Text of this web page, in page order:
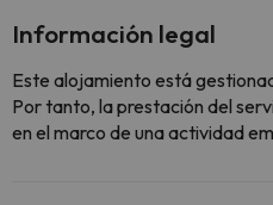
Información legal
Este alojamiento está
Por tanto, la prestación del
en el marco de una actividad